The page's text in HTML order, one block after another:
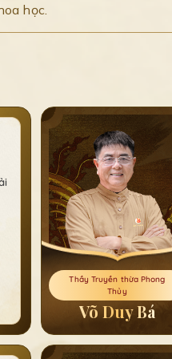
học.
Thầy Truyền thừa Phong
Thủy
Võ Duy Bá